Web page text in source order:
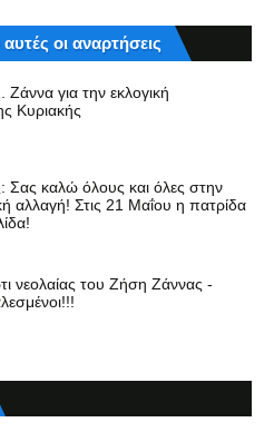
οι αναρτήσεις
για την εκλογική
Κυριακής
Σας καλώ όλους και όλες στην
αλλαγή! Στις 21 Μαΐου η πατρίδα
νεολαίας του Ζήση Ζάννας -